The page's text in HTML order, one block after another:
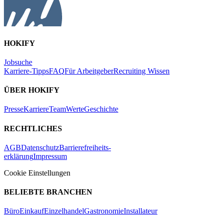
HOKIFY
Jobsuche
Karriere-TippsFAQFür ArbeitgeberRecruiting Wissen
ÜBER HOKIFY
PresseKarriereTeamWerteGeschichte
RECHTLICHES
AGBDatenschutzBarrierefreiheits-
erklärungImpressum
Cookie Einstellungen
BELIEBTE BRANCHEN
BüroEinkaufEinzelhandelGastronomieInstallateur